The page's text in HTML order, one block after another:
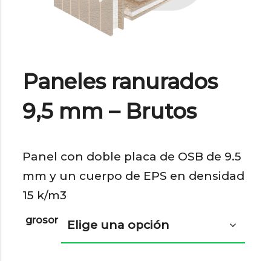
Paneles ranurados
9,5 mm – Brutos
Panel con doble placa de OSB de 9.5
mm y un cuerpo de EPS en densidad
15 k/m3
grosor